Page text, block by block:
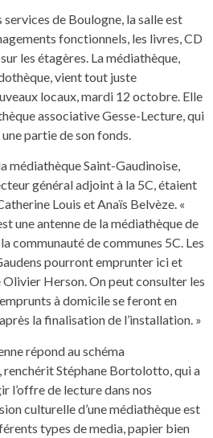
services de Boulogne, la salle est
fonctionnels, les livres, CD
les étagères. La médiathèque,
vient tout juste
locaux, mardi 12 octobre. Elle
associative Gesse-Lecture, qui
partie de son fonds.
médiathèque Saint-Gaudinoise,
général adjoint à la 5C, étaient
Louis et Anaïs Belvèze. «
une antenne de la médiathèque de
communauté de communes 5C. Les
pourront emprunter ici et
Herson. On peut consulter les
à domicile se feront en
la finalisation de l’installation. »
répond au schéma
Stéphane Bortolotto, qui a
l’offre de lecture dans nos
culturelle d’une médiathèque est
types de media, papier bien